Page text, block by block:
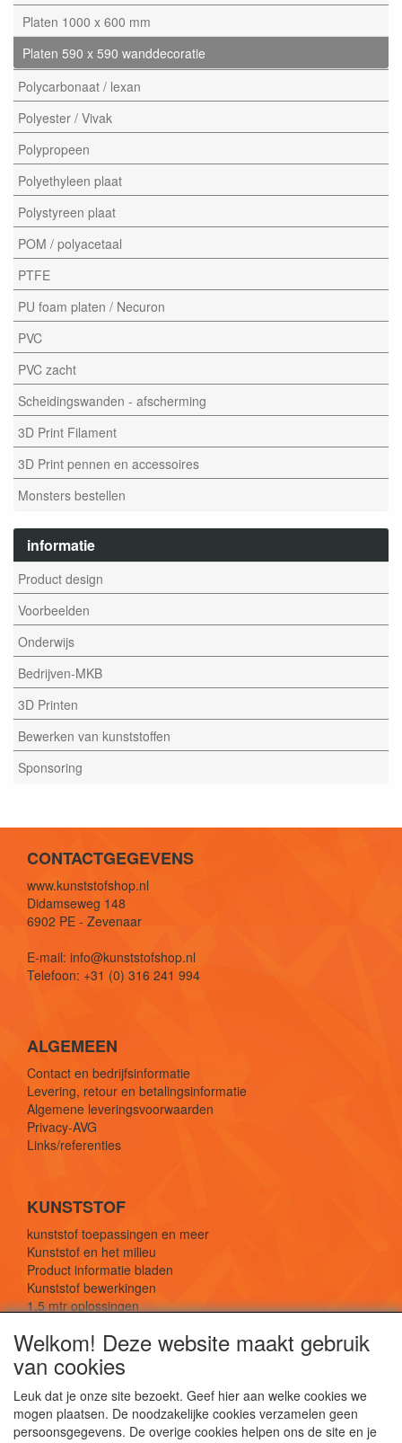
Platen 1000 x 600 mm
Platen 590 x 590 wanddecoratie
Polycarbonaat / lexan
Polyester / Vivak
Polypropeen
Polyethyleen plaat
Polystyreen plaat
POM / polyacetaal
PTFE
PU foam platen / Necuron
PVC
PVC zacht
Scheidingswanden - afscherming
3D Print Filament
3D Print pennen en accessoires
Monsters bestellen
informatie
Product design
Voorbeelden
Onderwijs
Bedrijven-MKB
3D Printen
Bewerken van kunststoffen
Sponsoring
CONTACTGEGEVENS
www.kunststofshop.nl
Didamseweg 148
6902 PE - Zevenaar
E-mail: info@kunststofshop.nl
Telefoon: +31 (0) 316 241 994
ALGEMEEN
Contact en bedrijfsinformatie
Levering, retour en betalingsinformatie
Algemene leveringsvoorwaarden
Privacy-AVG
Links/referenties
KUNSTSTOF
kunststof toepassingen en meer
Kunststof en het milieu
Product informatie bladen
Kunststof bewerkingen
1,5 mtr oplossingen
SOCIALE MEDIA
Welkom! Deze website maakt gebruik
van cookies
Leuk dat je onze site bezoekt. Geef hier aan welke cookies we
mogen plaatsen. De noodzakelijke cookies verzamelen geen
persoonsgegevens. De overige cookies helpen ons de site en je